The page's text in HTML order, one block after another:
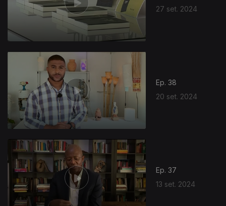
27 set. 2024
Ep. 38
20 set. 2024
Ep. 37
13 set. 2024